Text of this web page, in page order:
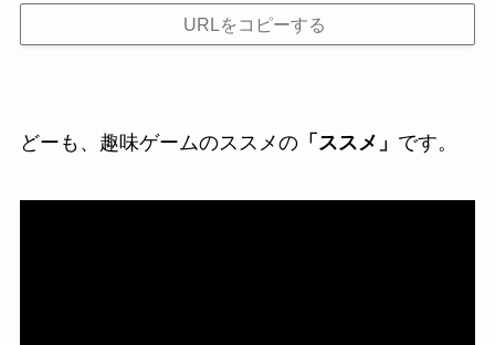
URLをコピーする
どーも、趣味ゲームのススメの「ススメ」 です。